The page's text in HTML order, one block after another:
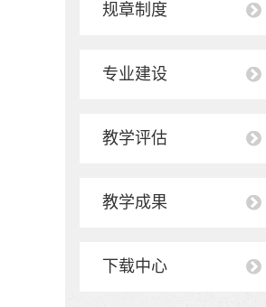
规章制度
专业建设
教学评估
教学成果
下载中心